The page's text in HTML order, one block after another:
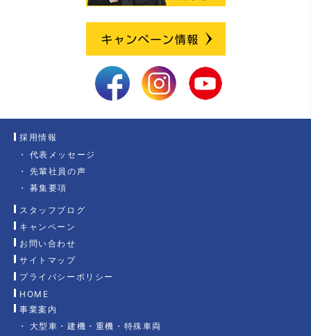
HOME
事業案内
大型車・建機・重機・特殊車両
採用情報
代表メッセージ
先輩社員の声
募集要項
スタッフブログ
キャンペーン
お問い合わせ
サイトマップ
プライバシーポリシー